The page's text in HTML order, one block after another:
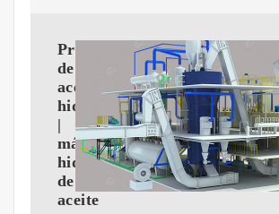
Prensa
de
aceite
hidráulica
|
máquina
hidráulica
de
aceite